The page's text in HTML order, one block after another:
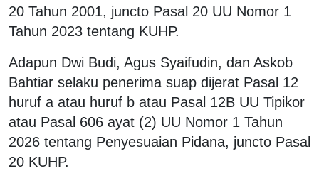
20 Tahun 2001, juncto Pasal 20 UU Nomor 1
Tahun 2023 tentang KUHP.
Adapun Dwi Budi, Agus Syaifudin, dan Askob
Bahtiar selaku penerima suap dijerat Pasal 12
huruf a atau huruf b atau Pasal 12B UU Tipikor
atau Pasal 606 ayat (2) UU Nomor 1 Tahun
2026 tentang Penyesuaian Pidana, juncto Pasal
20 KUHP.